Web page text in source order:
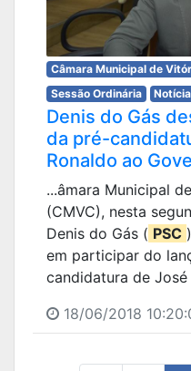
Câmara Municipal de
Sessão Ordinária
Notícia
Denis do Gás
da pré-
Ronaldo ao
...âmara Municipal
(CMVC), nesta
Denis do Gás ( PSC
em participar do
candidatura de José
18/06/2018